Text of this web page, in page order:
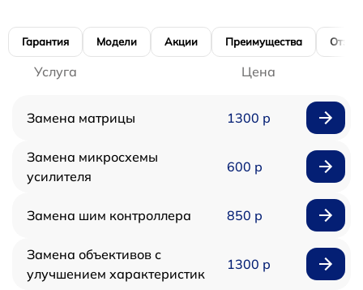
Гарантия Модели Акции Преимущества
Услуга Цена
Замена матрицы 1300 р
Замена микросхемы
усилителя
600 р
Замена шим контроллера 850 р
Замена объективов с
улучшением характеристик
1300 р